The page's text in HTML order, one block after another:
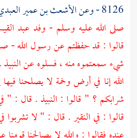
8126 - وعن الأشعث بن عمير
صلى الله عليه وسلم - وفد عبد
قالوا : قد حفظتم عن رسول الله -
شيء سمعتموه منه ، فسلوه عن النبيذ
الله إنا في أرض وخمة لا يصلحنا
شرابكم ؟ " قالوا : النبيذ . قال :
قالوا : في النقير . قال : " لا